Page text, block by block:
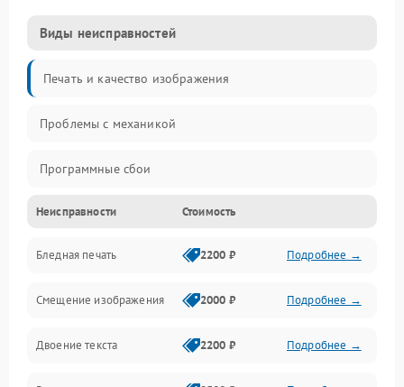
Виды неисправностей
Печать и качество изображения
Проблемы с механикой
Программные сбои
Программные ошибки
Картриджи и расходники
Механика и узлы
Подключение и интерфейсы
Неисправности Стоимость
Бледная печать 2200 ₽ Подробнее →
Смещение изображения 2000 ₽ Подробнее →
Двоение текста 2200 ₽ Подробнее →